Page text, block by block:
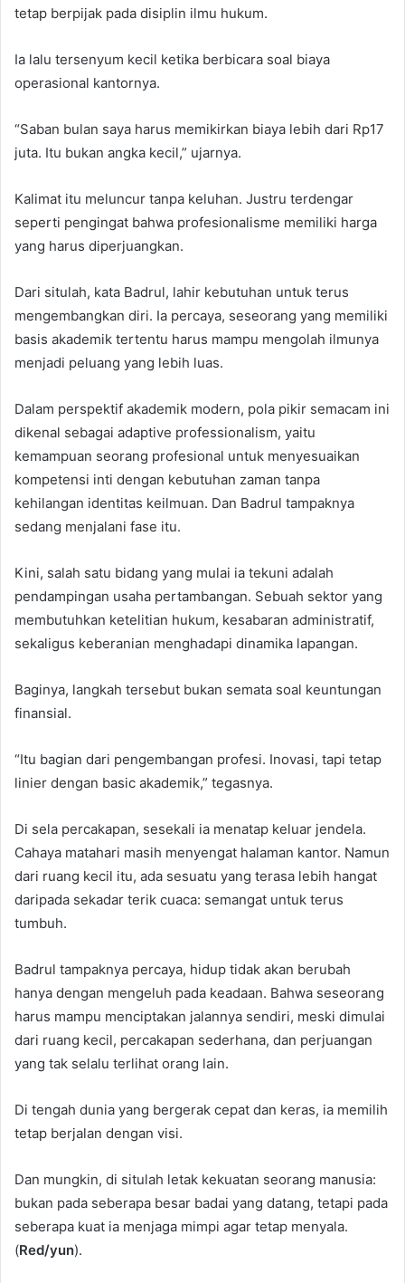
tetap berpijak pada disiplin ilmu hukum.
Ia lalu tersenyum kecil ketika berbicara soal biaya
operasional kantornya.
“Saban bulan saya harus memikirkan biaya lebih dari Rp17
juta. Itu bukan angka kecil,” ujarnya.
Kalimat itu meluncur tanpa keluhan. Justru terdengar
seperti pengingat bahwa profesionalisme memiliki harga
yang harus diperjuangkan.
Dari situlah, kata Badrul, lahir kebutuhan untuk terus
mengembangkan diri. Ia percaya, seseorang yang memiliki
basis akademik tertentu harus mampu mengolah ilmunya
menjadi peluang yang lebih luas.
Dalam perspektif akademik modern, pola pikir semacam ini
dikenal sebagai adaptive professionalism, yaitu
kemampuan seorang profesional untuk menyesuaikan
kompetensi inti dengan kebutuhan zaman tanpa
kehilangan identitas keilmuan. Dan Badrul tampaknya
sedang menjalani fase itu.
Kini, salah satu bidang yang mulai ia tekuni adalah
pendampingan usaha pertambangan. Sebuah sektor yang
membutuhkan ketelitian hukum, kesabaran administratif,
sekaligus keberanian menghadapi dinamika lapangan.
Baginya, langkah tersebut bukan semata soal keuntungan
finansial.
“Itu bagian dari pengembangan profesi. Inovasi, tapi tetap
linier dengan basic akademik,” tegasnya.
Di sela percakapan, sesekali ia menatap keluar jendela.
Cahaya matahari masih menyengat halaman kantor. Namun
dari ruang kecil itu, ada sesuatu yang terasa lebih hangat
daripada sekadar terik cuaca: semangat untuk terus
tumbuh.
Badrul tampaknya percaya, hidup tidak akan berubah
hanya dengan mengeluh pada keadaan. Bahwa seseorang
harus mampu menciptakan jalannya sendiri, meski dimulai
dari ruang kecil, percakapan sederhana, dan perjuangan
yang tak selalu terlihat orang lain.
Di tengah dunia yang bergerak cepat dan keras, ia memilih
tetap berjalan dengan visi.
Dan mungkin, di situlah letak kekuatan seorang manusia:
bukan pada seberapa besar badai yang datang, tetapi pada
seberapa kuat ia menjaga mimpi agar tetap menyala.
(Red/yun).